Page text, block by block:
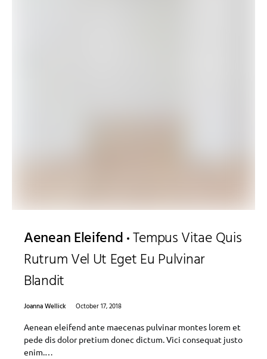
Aenean Eleifend Tempus Vitae Quis
Rutrum Vel Ut Eget Eu Pulvinar
Blandit
Joanna Wellick
October 17, 2018
Aenean eleifend ante maecenas pulvinar montes lorem et
pede dis dolor pretium donec dictum. Vici consequat justo
enim.…